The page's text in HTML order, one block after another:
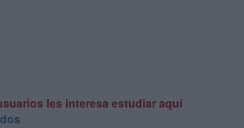
les interesa estudiar aquí